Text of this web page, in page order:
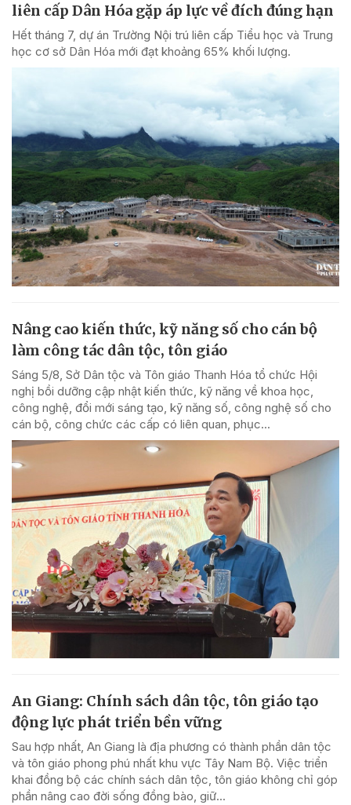
liên cấp Dân Hóa gặp áp lực về đích đúng hạn
Hết tháng 7, dự án Trường Nội trú liên cấp Tiểu học và Trung
học cơ sở Dân Hóa mới đạt khoảng 65% khối lượng.
Nâng cao kiến thức, kỹ năng số cho cán bộ
làm công tác dân tộc, tôn giáo
Sáng 5/8, Sở Dân tộc và Tôn giáo Thanh Hóa tổ chức Hội
nghị bồi dưỡng cập nhật kiến thức, kỹ năng về khoa học,
công nghệ, đổi mới sáng tạo, kỹ năng số, công nghệ số cho
cán bộ, công chức các cấp có liên quan, phục...
An Giang: Chính sách dân tộc, tôn giáo tạo
động lực phát triển bền vững
Sau hợp nhất, An Giang là địa phương có thành phần dân tộc
và tôn giáo phong phú nhất khu vực Tây Nam Bộ. Việc triển
khai đồng bộ các chính sách dân tộc, tôn giáo không chỉ góp
phần nâng cao đời sống đồng bào, giữ...